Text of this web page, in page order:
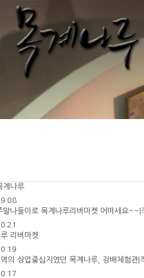
계나루
말나들이로 목계나루리버마켓 어떠세요~~|
리버마켓
의 상업중심지였던 목계나루, 강배체험관|